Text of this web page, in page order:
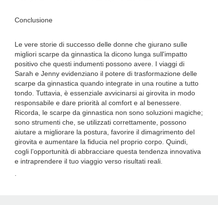
Conclusione
Le vere storie di successo delle donne che giurano sulle
migliori scarpe da ginnastica la dicono lunga sull'impatto
positivo che questi indumenti possono avere. I viaggi di
Sarah e Jenny evidenziano il potere di trasformazione delle
scarpe da ginnastica quando integrate in una routine a tutto
tondo. Tuttavia, è essenziale avvicinarsi ai girovita in modo
responsabile e dare priorità al comfort e al benessere.
Ricorda, le scarpe da ginnastica non sono soluzioni magiche;
sono strumenti che, se utilizzati correttamente, possono
aiutare a migliorare la postura, favorire il dimagrimento del
girovita e aumentare la fiducia nel proprio corpo. Quindi,
cogli l’opportunità di abbracciare questa tendenza innovativa
e intraprendere il tuo viaggio verso risultati reali.